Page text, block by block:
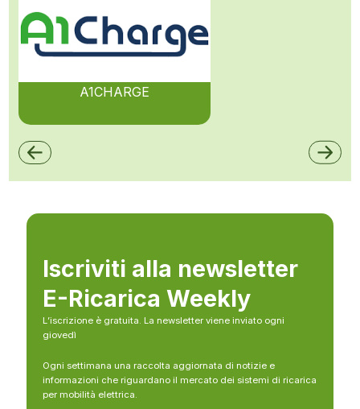
A1CHARGE
Iscriviti alla newsletter
E-Ricarica Weekly
L’iscrizione è gratuita. La newsletter viene inviato ogni
giovedì
Ogni settimana una raccolta aggiornata di notizie e
informazioni che riguardano il mercato dei sistemi di ricarica
per mobilità elettrica.